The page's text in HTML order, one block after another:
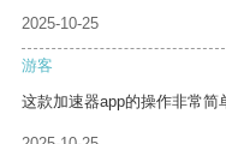
2025-10-25
游客
这款加速器app的操作非常简